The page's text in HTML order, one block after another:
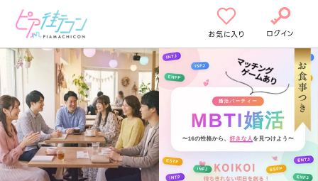
お気に入り ログイン